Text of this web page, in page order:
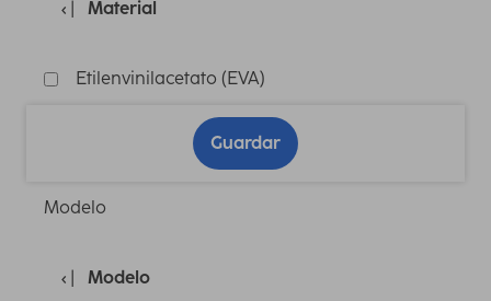
Material
Etilenvinilacetato (EVA)
Guardar
Modelo
Modelo